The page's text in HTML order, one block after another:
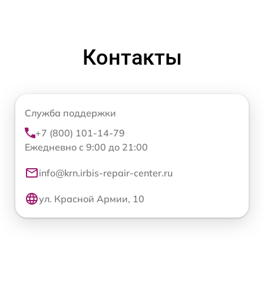
Контакты
Служба поддержки
+7 (800) 101-14-79
Ежедневно с 9:00 до 21:00
info@krn.irbis-repair-center.ru
ул. Красной Армии, 10